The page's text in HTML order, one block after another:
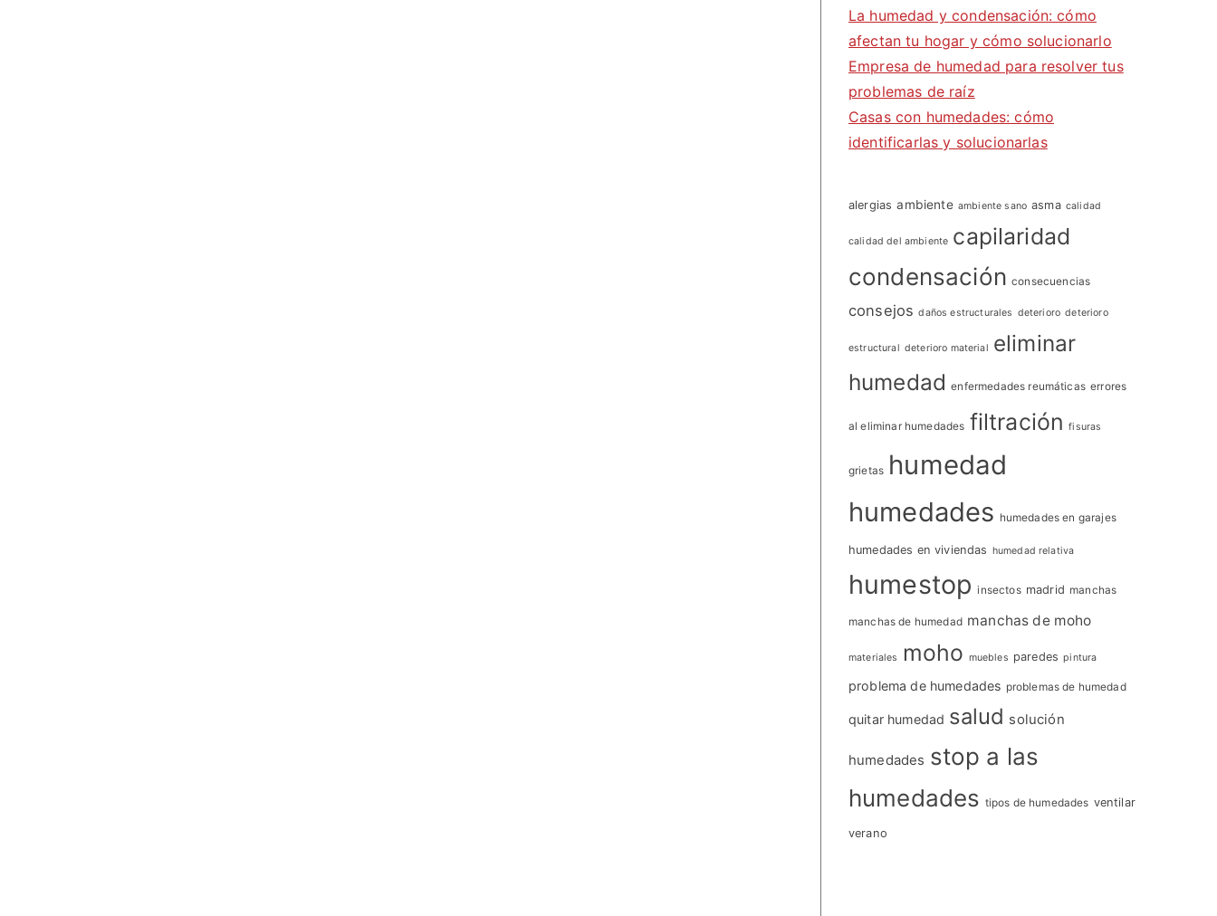
La humedad y condensación: cómo
afectan tu hogar y cómo solucionarlo
Empresa de humedad para resolver tus
problemas de raíz
Casas con humedades: cómo
identificarlas y solucionarlas
alergias ambiente ambiente sano asma calidad
calidad del ambiente capilaridad
condensación consecuencias
consejos daños estructurales deterioro deterioro
estructural deterioro material eliminar
humedad enfermedades reumáticas errores
al eliminar humedades filtración fisuras
grietas humedad
humedades humedades en garajes
humedades en viviendas humedad relativa
humestop insectos madrid manchas
manchas de humedad manchas de moho
materiales moho muebles paredes pintura
problema de humedades problemas de humedad
quitar humedad salud solución
humedades stop a las
humedades tipos de humedades ventilar
verano